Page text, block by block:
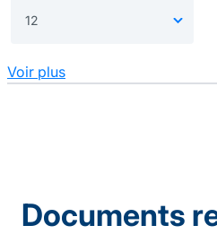
Voir plus
Documents